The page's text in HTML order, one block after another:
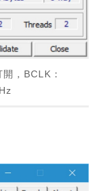
，BCLK：